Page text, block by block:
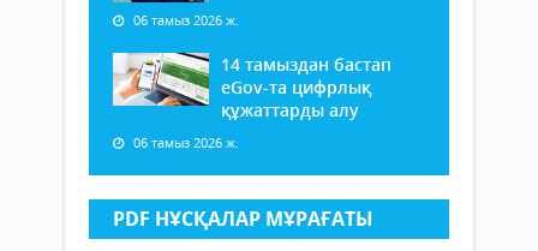
06 тамыз 2026 ж.
14 тамыздан бастап
еGov-та цифрлық
құжаттарды алу
06 тамыз 2026 ж.
PDF НҰСҚАЛАР МҰРАҒАТЫ